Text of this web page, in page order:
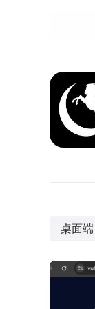
桌面端